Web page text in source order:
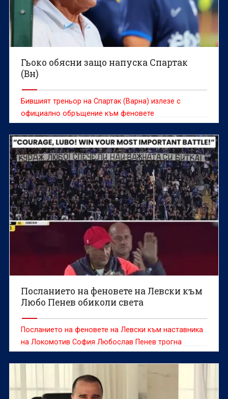
Гьоко обясни защо напуска Спартак
(Вн)
Бившият треньор на Спартак (Варна) излезе с
официално обръщение към феновете
Посланието на феновете на Левски към
Любо Пенев обиколи света
Посланието на феновете на Левски към наставника
на Локомотив София Любослав Пенев трогна
социалните мрежи.